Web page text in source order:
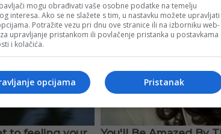
mogu obrađivati vaše osobne podatke na temelju
interesa. Ako se ne slažete s tim, u nastavku možete upravljati
Potražite vezu pri dnu ove stranice ili na izborniku web-
upravljanje pristankom ili povlačenje pristanka u postavkama
i kolačića.
Pristanak
opcijama